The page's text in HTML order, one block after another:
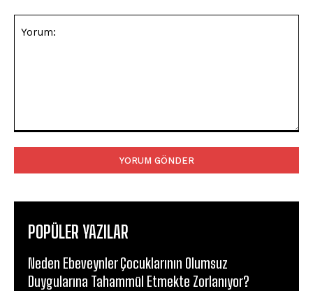
POPÜLER YAZILAR
Neden Ebeveynler Çocuklarının Olumsuz
Duygularına Tahammül Etmekte Zorlanıyor?